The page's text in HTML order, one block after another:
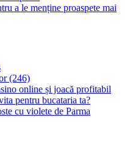
a le menține proaspete mai
(246)
online și joacă profitabil
pentru bucataria ta?
cu violete de Parma